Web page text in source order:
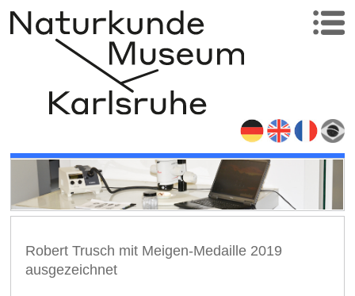
Robert Trusch mit Meigen-Medaille 2019
ausgezeichnet